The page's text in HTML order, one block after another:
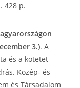
428 p.
3.). A
és a kötetet
Közép- és
és Társadalom